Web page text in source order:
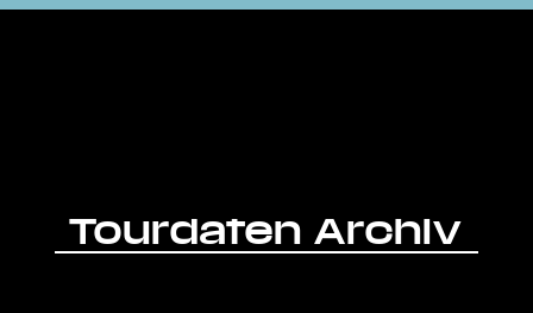
Tourdaten Archiv